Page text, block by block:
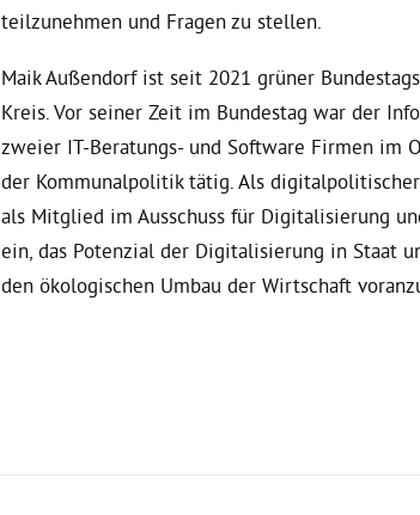
teilzunehmen und Fragen zu stellen.
Maik Außendorf ist seit 2021 grüner
Kreis. Vor seiner Zeit im Bundestag war der
zweier IT-Beratungs- und Software Firmen im
der Kommunalpolitik tätig. Als
als Mitglied im Ausschuss für Digitalisierung
ein, das Potenzial der Digitalisierung in Staat
den ökologischen Umbau der Wirtschaft